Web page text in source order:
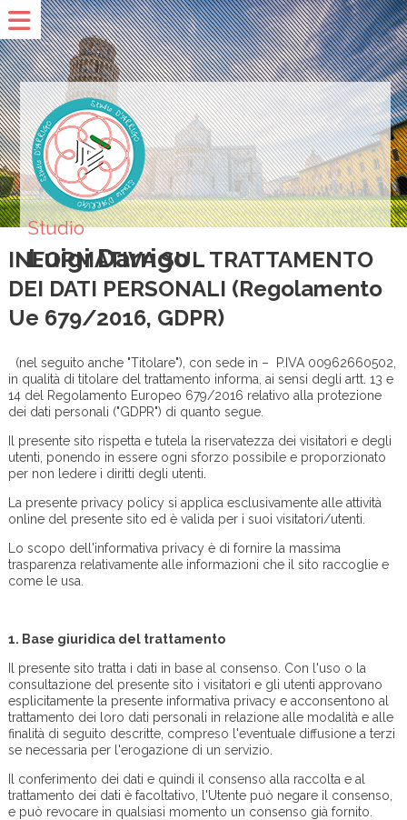
Studio
Luigi Darrigo
INFORMATIVA SUL TRATTAMENTO
DEI DATI PERSONALI (Regolamento
Ue 679/2016, GDPR)
(nel seguito anche "Titolare"), con sede in – P.IVA 00962660502,
in qualità di titolare del trattamento informa, ai sensi degli artt. 13 e
14 del Regolamento Europeo 679/2016 relativo alla protezione
dei dati personali ("GDPR") di quanto segue.
Il presente sito rispetta e tutela la riservatezza dei visitatori e degli
utenti, ponendo in essere ogni sforzo possibile e proporzionato
per non ledere i diritti degli utenti.
La presente privacy policy si applica esclusivamente alle attività
online del presente sito ed è valida per i suoi visitatori/utenti.
Lo scopo dell'informativa privacy è di fornire la massima
trasparenza relativamente alle informazioni che il sito raccoglie e
come le usa.
1. Base giuridica del trattamento
Il presente sito tratta i dati in base al consenso. Con l'uso o la
consultazione del presente sito i visitatori e gli utenti approvano
esplicitamente la presente informativa privacy e acconsentono al
trattamento dei loro dati personali in relazione alle modalità e alle
finalità di seguito descritte, compreso l'eventuale diffusione a terzi
se necessaria per l'erogazione di un servizio.
Il conferimento dei dati e quindi il consenso alla raccolta e al
trattamento dei dati è facoltativo, l'Utente può negare il consenso,
e può revocare in qualsiasi momento un consenso già fornito.